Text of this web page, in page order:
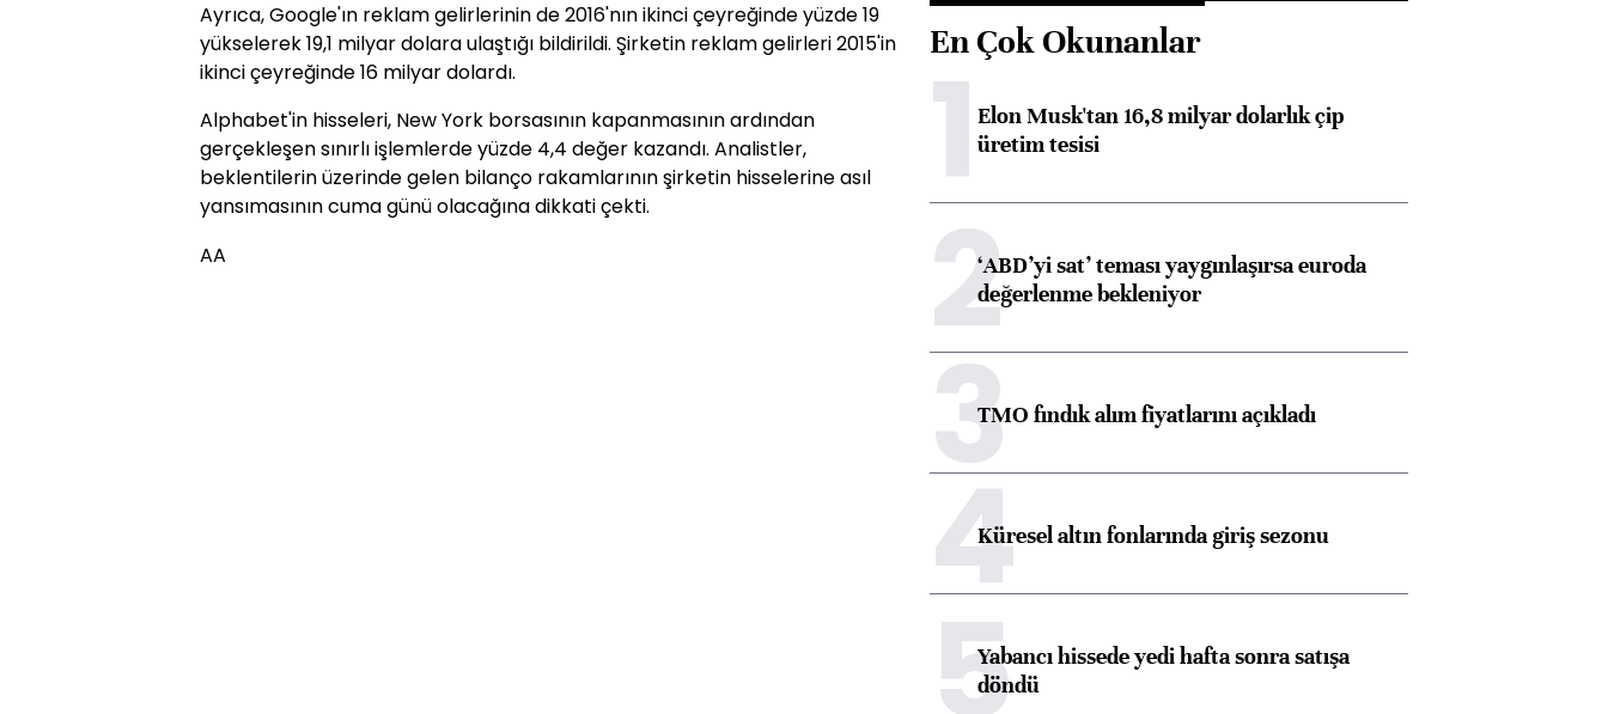
Ayrıca, Google'ın reklam gelirlerinin de 2016'nın ikinci çeyreğinde yüzde 19
yükselerek 19,1 milyar dolara ulaştığı bildirildi. Şirketin reklam gelirleri 2015'in
ikinci çeyreğinde 16 milyar dolardı.
Alphabet'in hisseleri, New York borsasının kapanmasının ardından
gerçekleşen sınırlı işlemlerde yüzde 4,4 değer kazandı. Analistler,
beklentilerin üzerinde gelen bilanço rakamlarının şirketin hisselerine asıl
yansımasının cuma günü olacağına dikkati çekti.
AA
En Çok Okunanlar
1Elon Musk'tan 16,8 milyar dolarlık çip
üretim tesisi
2‘ABD’yi sat’ teması yaygınlaşırsa euroda
değerlenme bekleniyor
3TMO fındık alım fiyatlarını açıkladı
4Küresel altın fonlarında giriş sezonu
5Yabancı hissede yedi hafta sonra satışa
döndü